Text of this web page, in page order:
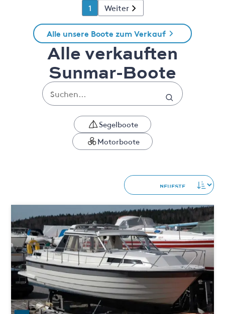
1 Weiter
Alle unsere Boote zum Verkauf
Alle verkauften
Sunmar-Boote
Segelboote
Motorboote